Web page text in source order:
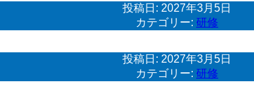
投稿日: 2027年3月5日
カテゴリー: 研修
投稿日: 2027年3月5日
カテゴリー: 研修